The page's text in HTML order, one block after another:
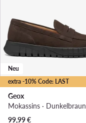
extra -10% Code: LAST
Neu
Geox
Mokassins · Dunkelbraun
99,99€